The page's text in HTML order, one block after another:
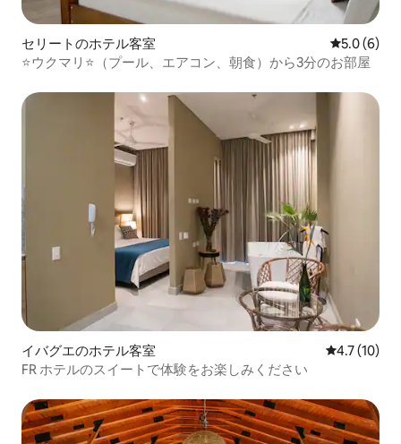
セリートのホテル客室 レビュー6
5.0 (6)
⭐ウクマリ⭐（プール、エアコン、朝食）から3分のお部屋
イバグエのホテル客室 レビュー10
4.7 (10)
FR ホテルのスイートで体験をお楽しみください